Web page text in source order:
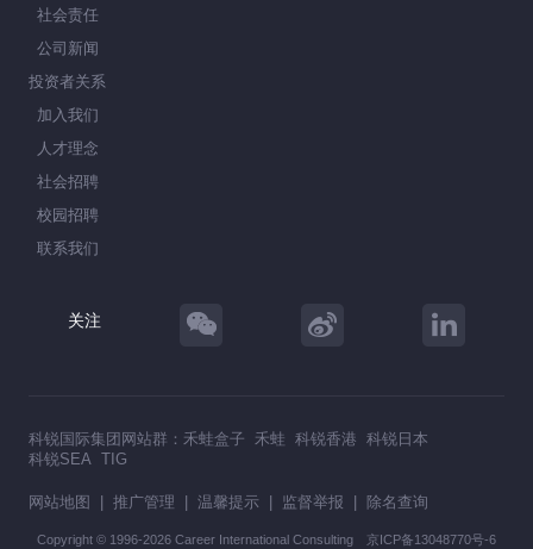
社会责任
公司新闻
投资者关系
加入我们
人才理念
社会招聘
校园招聘
联系我们
关注
科锐国际集团网站群： 禾蛙盒子 禾蛙 科锐香港 科锐日本
科锐SEA TIG
网站地图 推广管理 温馨提示 监督举报 除名查询
Copyright © 1996-2026 Career International Consulting 京ICP备13048770号-6